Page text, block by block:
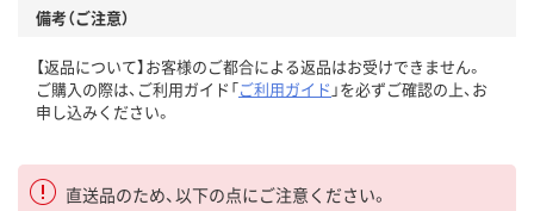
備考（ご注意）
【返品について】お客様のご都合による返品はお受けできません。
ご購入の際は、ご利用ガイド「ご利用ガイド 」を必ずご確認の上、お
申し込みください。
直送品のため、以下の点にご注意ください。